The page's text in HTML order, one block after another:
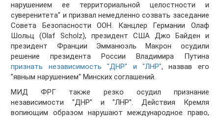
нарушением ее территориальной целостности и
суверенитета" и призвал немедленно созвать заседание
Совета Безопасности ООН. Канцлер Германии Олаф
Шольц (Olaf Scholz), президент США Джо Байден и
президент Франции Эмманюэль Макрон осудили
решение президента России Владимира Путина
признать независимость "ДНР" и "ЛНР", назвав его
"явным нарушением" Минских соглашений.
МИД ФРГ также резко осудил признание
независимости "ДНР" и "ЛНР". Действия Кремля
вопиющим образом нарушают международное право,